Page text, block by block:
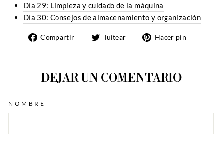
Día 29: Limpieza y cuidado de la máquina
Día 30: Consejos de almacenamiento y organización
Compartir
Compartir
Facebook
Tuitear
Tuitear
Twitter
Hacer pin
DEJAR UN COMENTARIO
NOMBRE